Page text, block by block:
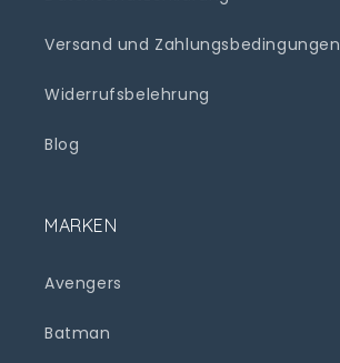
Versand und Zahlungsbedingungen
Widerrufsbelehrung
Blog
MARKEN
Avengers
Batman